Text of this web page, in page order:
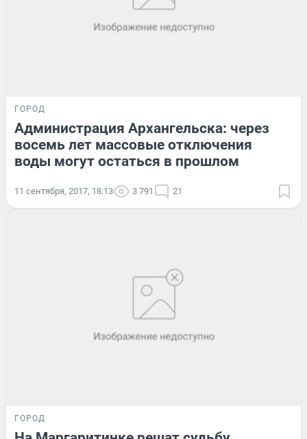
ГОРОД
Администрация Архангельска: через
восемь лет массовые отключения
воды могут остаться в прошлом
11 сентября, 2017, 18:13 3 791 21
ГОРОД